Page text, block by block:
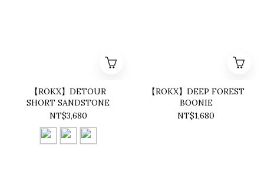
【ROKX】DETOUR
SHORT SANDSTONE
NT$3,680
【ROKX】DEEP FOREST
BOONIE
NT$1,680